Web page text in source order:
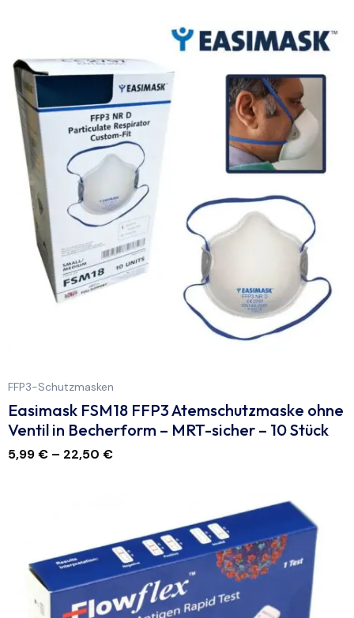
FFP3-Schutzmasken
Easimask FSM18 FFP3 Atemschutzmaske ohne
Ventil in Becherform – MRT-sicher – 10 Stück
5,99€ – 22,50 €